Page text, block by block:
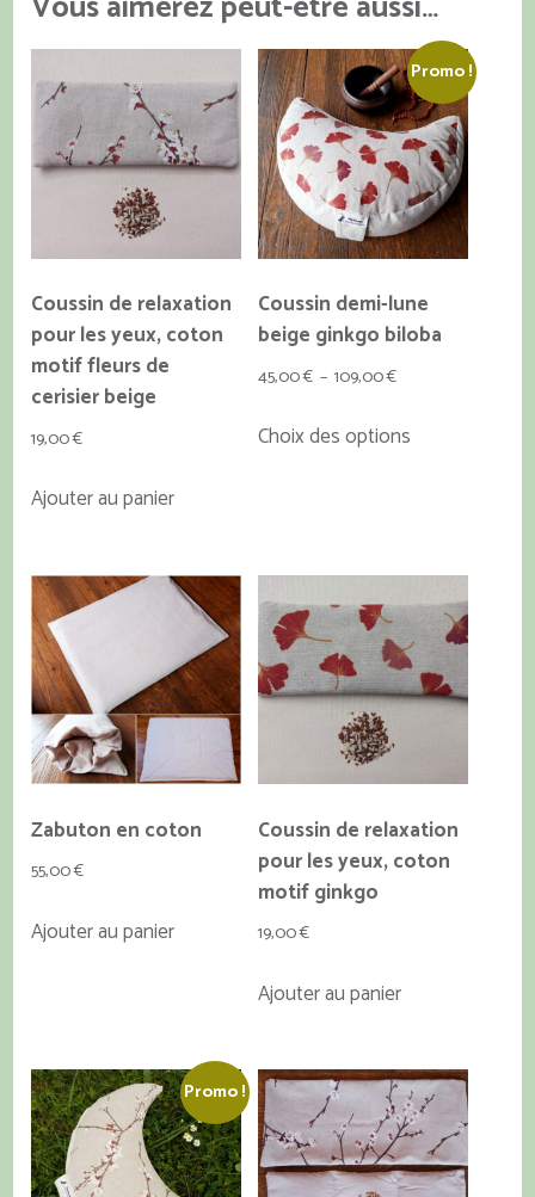
Coussin de relaxation
pour les yeux, coton
motif fleurs de
cerisier beige
19,00€
Ajouter au panier
Promo !
Coussin demi-lune
beige ginkgo biloba
45,00€ – 109,00€Plage
prix :
Choix des options
Les
options
peuvent
être
choisies
page
du
produit
Zabuton en coton
55,00€
Ajouter au panier
Coussin de relaxation
pour les yeux, coton
motif ginkgo
19,00€
Ajouter au panier
Promo !